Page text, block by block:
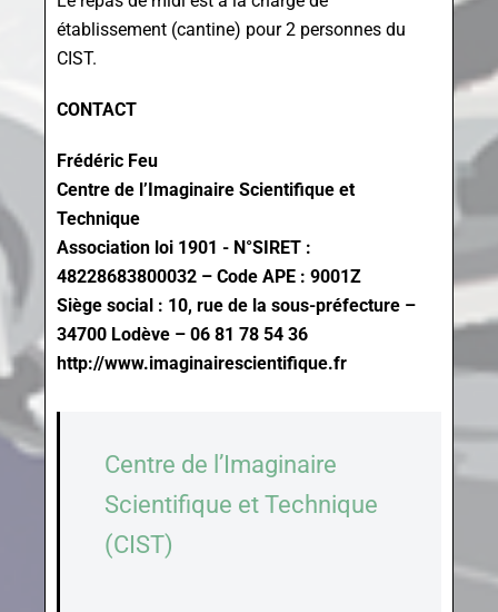
établissement (cantine) pour 2 personnes du
CIST.
CONTACT
Frédéric Feu
Centre de l’Imaginaire Scientifique et
Technique
Association loi 1901 - N°SIRET :
48228683800032 – Code APE : 9001Z
Siège social : 10, rue de la sous-préfecture –
34700 Lodève – 06 81 78 54 36
http://www.imaginairescientifique.fr
Centre de l’Imaginaire
Scientifique et Technique
(CIST)